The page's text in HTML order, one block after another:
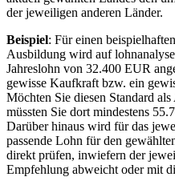
der jeweiligen anderen Länder.
Beispiel: Für einen
Ausbildung wird auf
Jahreslohn von 32.400 EUR
gewisse Kaufkraft bzw. ein
Möchten Sie diesen Standard
müssten Sie dort mindestens
Darüber hinaus wird für das
passende Lohn für den
direkt prüfen, inwiefern der
Empfehlung abweicht oder mit